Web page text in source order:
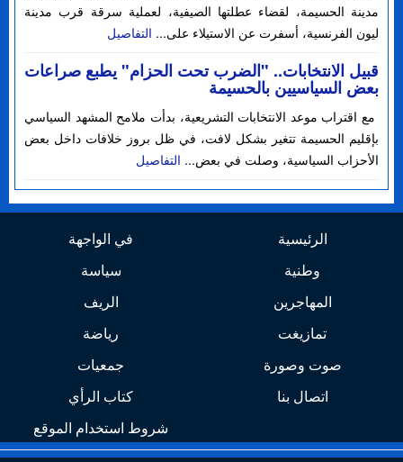
مدينة الحسيمة، لقضاء عطلتها الصيفية، لعملية سرقة قرب مدينة
ليون الفرنسية، أسفرت عن الاستيلاء على... التفاصيل
قبيل الانتخابات.. "الضرب تحت الحزام" يطبع صراعات
بعض السياسيين بالحسيمة
مع اقتراب موعد الانتخابات التشريعية، بدأت ملامح المشهد السياسي
بإقليم الحسيمة تتغير بشكل لافت، في ظل بروز خلافات داخل بعض
الأحزاب السياسية، وصلت في بعض... التفاصيل
في الواجهة
الرئيسية
سياسة
وطنية
الريف
المهاجرين
رياضة
تمازيغت
جمعيات
صوت وصورة
كتاب الرأي
اتصال بنا
شروط استخدام الموقع